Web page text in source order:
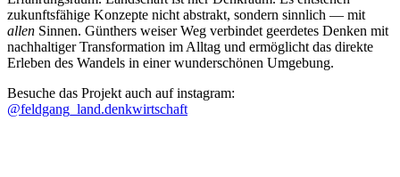
zukunftsfähige Konzepte nicht abstrakt, sondern sinnlich — mit
allen Sinnen. Günthers weiser Weg verbindet geerdetes Denken mit
nachhaltiger Transformation im Alltag und ermöglicht das direkte
Erleben des Wandels in einer wunderschönen Umgebung.
Besuche das Projekt auch auf instagram:
@feldgang_land.denkwirtschaft